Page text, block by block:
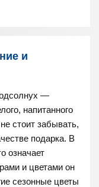
и
—
напитанного
стоит забывать,
подарка. В
означает
и цветами он
сезонные цветы